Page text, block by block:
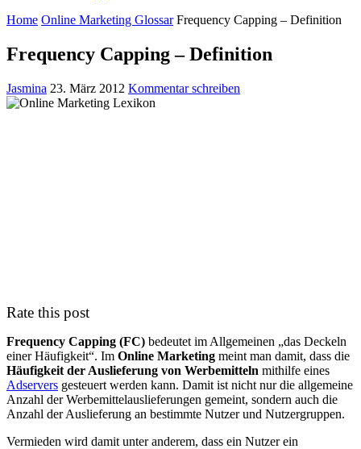
Home Online Marketing Glossar Frequency Capping – Definition
Frequency Capping – Definition
Jasmina 23. März 2012 Kommentar schreiben
Rate this post
Frequency Capping (FC) bedeutet im Allgemeinen „das Deckeln
einer Häufigkeit“. Im Online Marketing meint man damit, dass die
Häufigkeit der Auslieferung von Werbemitteln mithilfe eines
Adservers gesteuert werden kann. Damit ist nicht nur die allgemeine
Anzahl der Werbemittelauslieferungen gemeint, sondern auch die
Anzahl der Auslieferung an bestimmte Nutzer und Nutzergruppen.
Vermieden wird damit unter anderem, dass ein Nutzer ein